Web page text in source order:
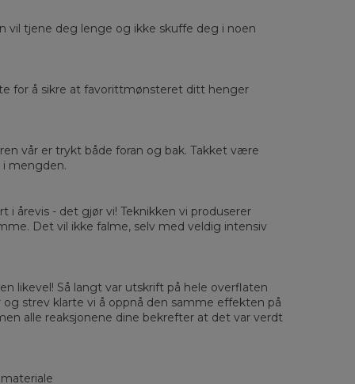
flat
width
50 52 58
length
63 64 65 66 66 67
vil tjene deg lenge og ikke skuffe deg i noen
for å sikre at favorittmønsteret ditt henger
vår er trykt både foran og bak. Takket være
mengden.
årevis - det gjør vi! Teknikken vi produserer
Det vil ikke falme, selv med veldig intensiv
likevel! Så langt var utskrift på hele overflaten
strev klarte vi å oppnå den samme effekten på
alle reaksjonene dine bekrefter at det var verdt